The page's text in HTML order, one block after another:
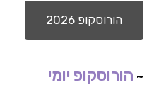
הורוסקופ 2026
~ הורוסקופ יומי